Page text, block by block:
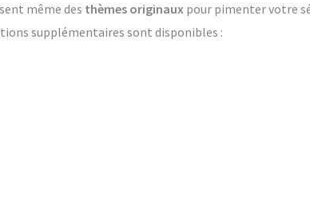
même des thèmes originaux pour pimenter votre
supplémentaires sont disponibles :